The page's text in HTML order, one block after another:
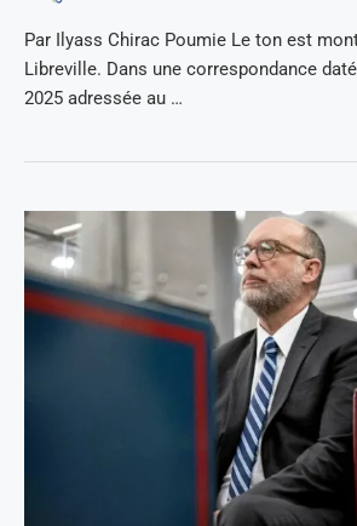
Par Ilyass Chirac Poumie Le ton est
Libreville. Dans une correspondance
2025 adressée au …